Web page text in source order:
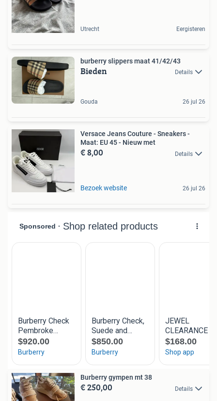
Utrecht Eergisteren
burberry slippers maat 41/42/43
Bieden Details
Gouda 26 jul 26
Versace Jeans Couture - Sneakers -
Maat: EU 45 - Nieuw met
€ 8,00 Details
Bezoek website 26 jul 26
Burberry gympen mt 38
€ 250,00 Details